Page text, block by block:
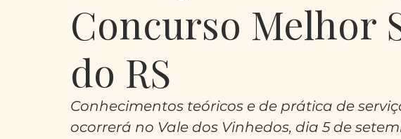
Concurso Melhor
do RS
Conhecimentos teóricos e de prática de
ocorrerá no Vale dos Vinhedos, dia 5 de